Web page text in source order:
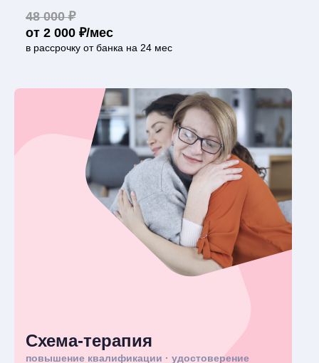
48 000 ₽
от 2 000 ₽/мес
в рассрочку от банка на 24 мес
Схема-терапия
повышение квалификации · удостоверение